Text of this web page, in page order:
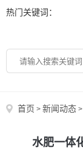
热门关键词：
首页 > 新闻动态 >
水肥一体